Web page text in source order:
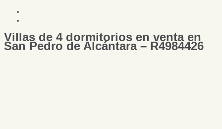
Villas de 4 dormitorios en venta en
San Pedro de Alcántara – R4984426